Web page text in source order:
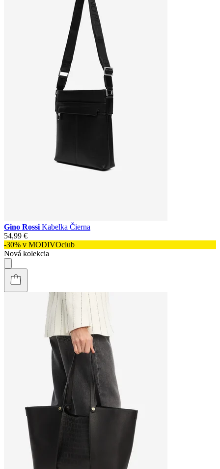
Gino Rossi Kabelka Čierna
54,99 €
-30% v MODIVOclub
Nová kolekcia